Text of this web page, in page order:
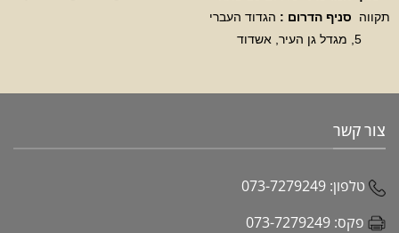
תקווה
סניף הדרום : הגדוד העברי
5, מגדל גן העיר, אשדוד
צור קשר
טלפון: 073-7279249
פקס: 073-7279249